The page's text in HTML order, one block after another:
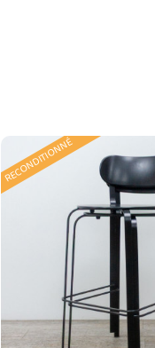
RECONDITIONNÉ